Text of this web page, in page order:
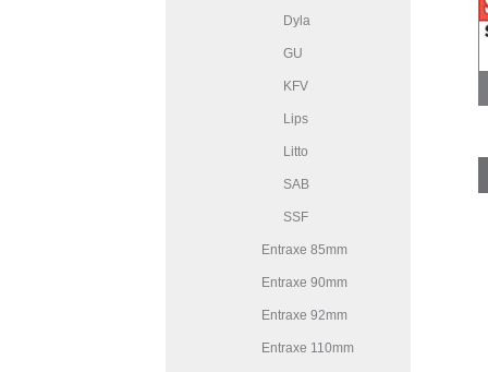
Dyla
GU
KFV
Lips
Litto
SAB
SSF
Entraxe 85mm
Entraxe 90mm
Entraxe 92mm
Entraxe 110mm